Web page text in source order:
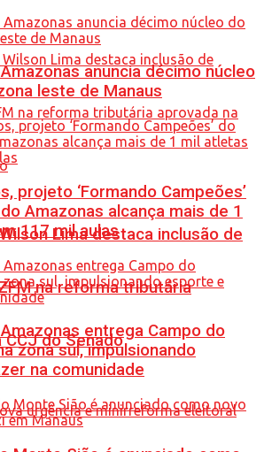
Lima destaca inclusão de
na reforma tributária
CCJ do Senado
anuncia décimo núcleo
leste de Manaus
projeto ‘Formando Campeões’
Amazonas alcança mais de 1
117 mil aulas
entrega Campo do
zona sul, impulsionando
na comunidade